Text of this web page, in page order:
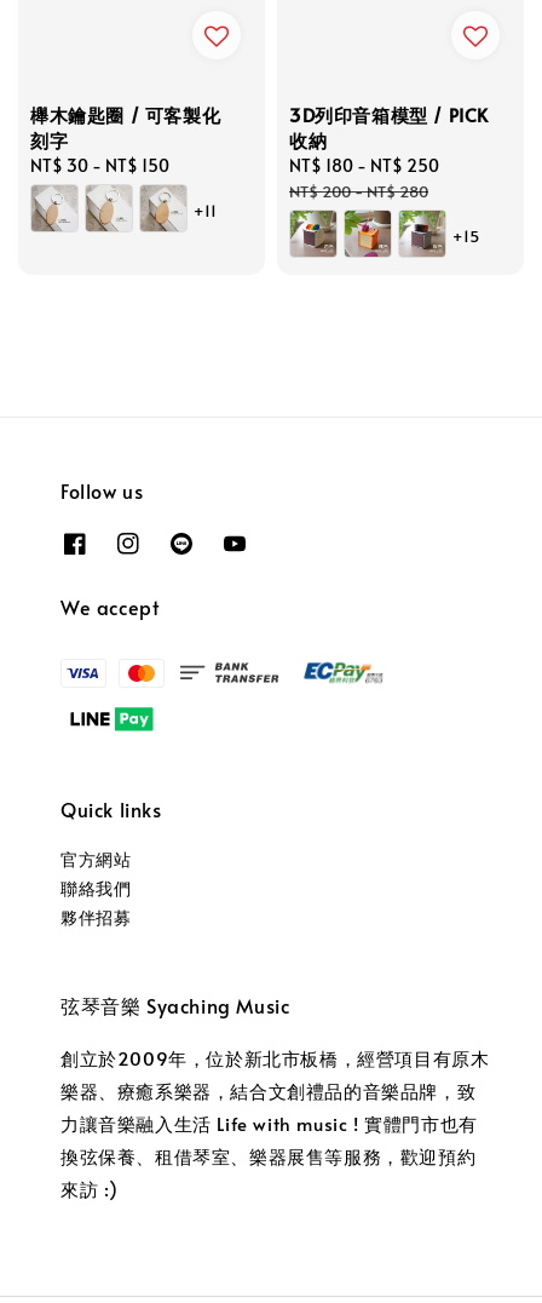
櫸木鑰匙圈 / 可客製化
刻字
Regular
price
NT$ 30 - NT$ 150
+11
3D列印音箱模型 / PICK
收納
Sale
price
NT$ 180 - NT$ 250
NT$ 200-NT$ 280
+15
Follow us
We accept
Quick links
官方網站
聯絡我們
夥伴招募
弦琴音樂 Syaching Music
創立於2009年，位於新北市板橋，經營項目有原木
樂器、療癒系樂器，結合文創禮品的音樂品牌，致
力讓音樂融入生活 Life with music ! 實體門市也有
換弦保養、租借琴室、樂器展售等服務，歡迎預約
來訪 :)